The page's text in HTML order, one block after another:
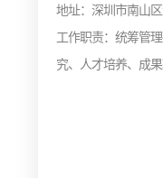
地址：深圳市南山
工作职责：统筹管
究、人才培养、成